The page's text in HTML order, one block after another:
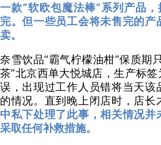
一款“软欧包魔法棒”系列产品
完。但一些员工会将未售完的产
卖。
奈雪饮品“霸气柠檬油柑”保质期
茶”北京西单大悦城店，生产标
误，出现过工作人员错将当天该
的情况。直到晚上闭店时，店长
中私下处理了此事，相关情况并
采取任何补救措施。